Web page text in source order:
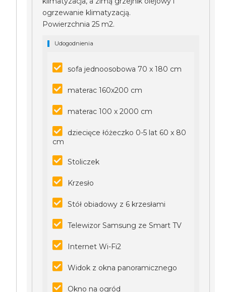
ogrzewanie klimatyzacją.
Powierzchnia 25 m2.
Udogodnienia
sofa jednoosobowa 70 x 180 cm
materac 160x200 cm
materac 100 x 2000 cm
dziecięce łóżeczko 0-5 lat 60 x 80
cm
Stoliczek
Krzesło
Stół obiadowy z 6 krzesłami
Telewizor Samsung ze Smart TV
Internet Wi-Fi2
Widok z okna panoramicznego
Okno na ogród